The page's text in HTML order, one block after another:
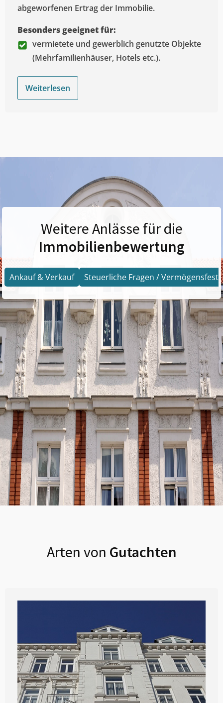
abgeworfenen Ertrag der Immobilie.
Besonders geeignet für:
vermietete und gewerblich genutzte Objekte
(Mehrfamilienhäuser, Hotels etc.).
Weiterlesen
Weitere Anlässe für die
Immobilienbewertung
Ankauf & Verkauf Steuerliche Fragen /
Arten von Gutachten